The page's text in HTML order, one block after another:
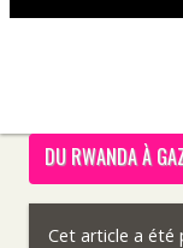
DU RWANDA À
Cet article a été